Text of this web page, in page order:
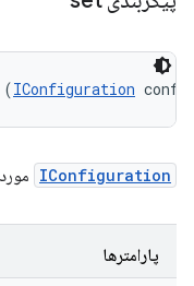
(IConfiguration
IConfiguration
پارامترها